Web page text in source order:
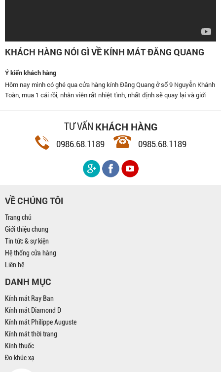
KHÁCH HÀNG NÓI GÌ VỀ KÍNH MÁT ĐĂNG QUANG
Ý kiến khách hàng
Hôm nay mình có ghé qua cửa hàng kính Đăng Quang ở số 9 Nguyễn Khánh
Toàn, mua 1 cái rồi, nhân viên rất nhiệt tình, nhất định sẽ quay lại và giới
TƯ VẤN KHÁCH HÀNG
0986.68.1189 0985.68.1189
VỀ CHÚNG TÔI
Trang chủ
Giới thiệu chung
Tin tức & sự kiện
Hệ thống cửa hàng
Liên hệ
DANH MỤC
Kính mát Ray Ban
Kính mát Diamond D
Kính mát Philippe Auguste
Kính mát thời trang
Kính thuốc
Đo khúc xạ